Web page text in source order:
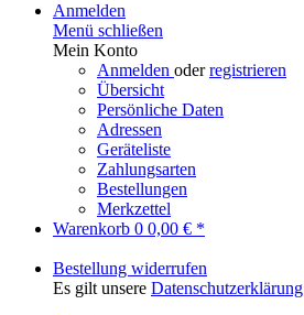
Anmelden
Menü schließen
Mein Konto
Anmelden oderregistrieren
Übersicht
Persönliche Daten
Adressen
Geräteliste
Zahlungsarten
Bestellungen
Merkzettel
Warenkorb 0 0,00 € *
Bestellung widerrufen
Es gilt unsere Datenschutzerklärung